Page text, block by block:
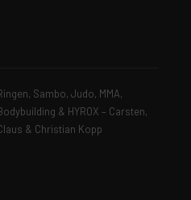
Sambo, Judo, MMA,
& HYROX – Carsten,
& Christian Kopp